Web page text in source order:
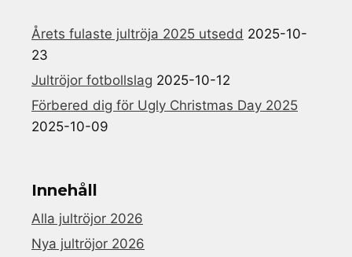
Årets fulaste jultröja 2025 utsedd 2025-10-
23
Jultröjor fotbollslag 2025-10-12
Förbered dig för Ugly Christmas Day 2025
2025-10-09
Innehåll
Alla jultröjor 2026
Nya jultröjor 2026